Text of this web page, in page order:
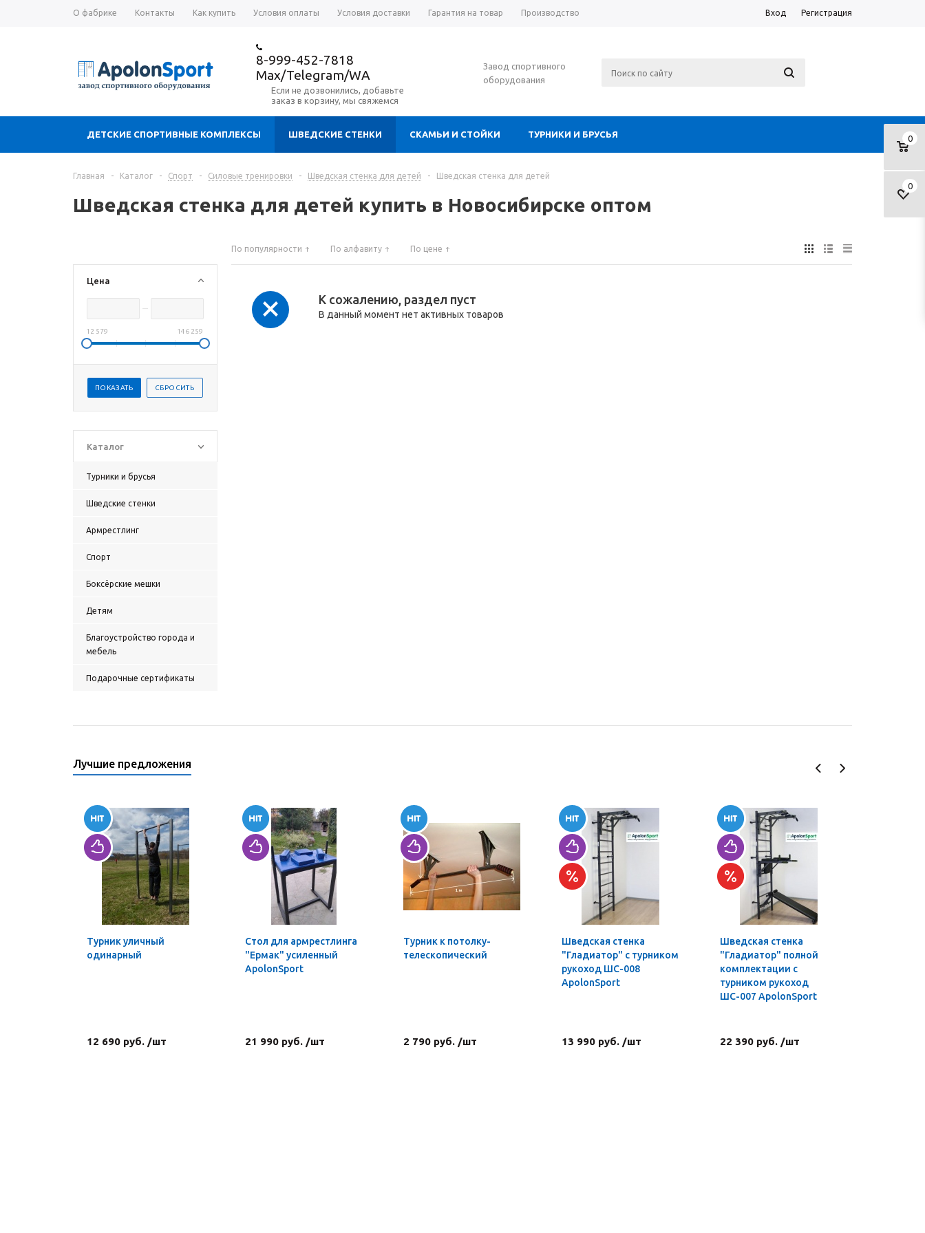
О фабрике Контакты Как купить Условия оплаты Условия доставки Гарантия на товар Производство Вход Регистрация
8-999-452-7818
Max/Telegram/WA
Если не дозвонились, добавьте
заказ в корзину, мы свяжемся
Завод спортивного
оборудования
0
0
ДЕТСКИЕ СПОРТИВНЫЕ КОМПЛЕКСЫ ШВЕДСКИЕ СТЕНКИ СКАМЬИ И СТОЙКИ ТУРНИКИ И БРУСЬЯ
Главная - Каталог - Спорт - Силовые тренировки - Шведская стенка для детей - Шведская стенка для детей
Шведская стенка для детей купить в Новосибирске оптом
Цена
12 579 146 259
Каталог
Турники и брусья
Шведские стенки
Армрестлинг
Спорт
Боксёрские мешки
Детям
Благоустройство города и
мебель
Подарочные сертификаты
По популярности По алфавиту По цене
К сожалению, раздел пуст
В данный момент нет активных товаров
Лучшие предложения
Турник уличный
одинарный
12 690 руб. /шт
Стол для армрестлинга
"Ермак" усиленный
ApolonSport
21 990 руб. /шт
Турник к потолку-
телескопический
2 790 руб. /шт
Шведская стенка
"Гладиатор" с турником
рукоход ШС-008
ApolonSport
13 990 руб. /шт
Шведская стенка
"Гладиатор" полной
комплектации с
турником рукоход
ШС-007 ApolonSport
22 390 руб. /шт